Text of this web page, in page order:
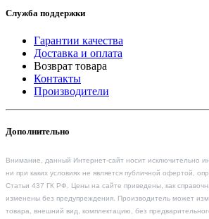
Служба поддержки
Гарантии качества
Доставка и оплата
Возврат товара
Контакты
Производители
Дополнительно
Внимание, данный Интернет-сайт носит исключительно
ни при каких условиях не является публичной офертой,
Статьи 437 ГК РФ. Цены на сайте приведены, как
изменены без предупреждения. Производитель может
товара, внешний вид, комплектацию, без